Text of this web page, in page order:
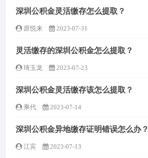
深圳公积金灵活缴存怎么提取？
原悦来 2023-07-31
灵活缴存的深圳公积金怎么提取？
琦玉龙 2023-07-23
深圳公积金灵活缴存该怎么提取？
乘代 2023-07-14
深圳公积金异地缴存证明错误怎么办？
江宾 2023-07-13